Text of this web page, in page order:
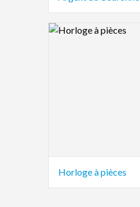
Logo Preview Image
Horloge à pièces